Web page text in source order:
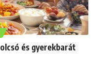
és gyerekbarát